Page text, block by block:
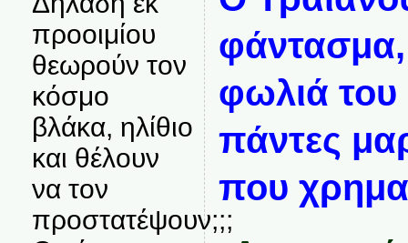
προοιμίου
θεωρούν τον
κόσμο
βλάκα, ηλίθιο
και θέλουν
να τον
προστατέψουν;;;
φωλιά του
πάντες
που